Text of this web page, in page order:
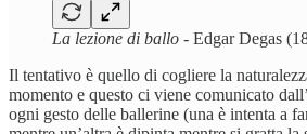
La lezione di ballo - Edgar Degas
Il tentativo è quello di cogliere la
momento e questo ci viene comunicato
ogni gesto delle ballerine (una è intenta a